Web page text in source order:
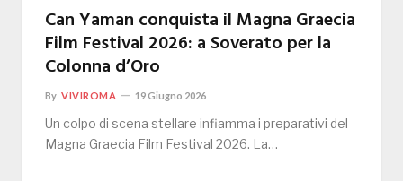
Can Yaman conquista il Magna Graecia
Film Festival 2026: a Soverato per la
Colonna d’Oro
By VIVIROMA 19 Giugno 2026
Un colpo di scena stellare infiamma i preparativi del
Magna Graecia Film Festival 2026. La…